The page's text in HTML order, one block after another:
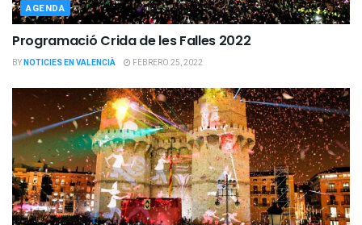
AGENDA
Programació Crida de les Falles 2022
BYNOTICIES EN VALENCIÀ FEBRERO 25, 2022